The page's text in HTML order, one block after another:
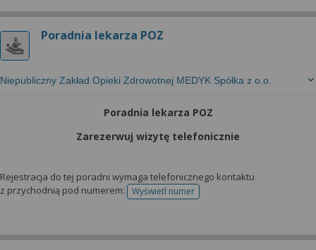
Poradnia lekarza POZ
Niepubliczny Zakład Opieki Zdrowotnej MEDYK Spółka z o.o.
Poradnia lekarza POZ
Zarezerwuj wizytę telefonicznie
Rejestracja do tej poradni wymaga telefonicznego kontaktu
z przychodnią pod numerem:
Wyświetl numertelefonu do rejestracji